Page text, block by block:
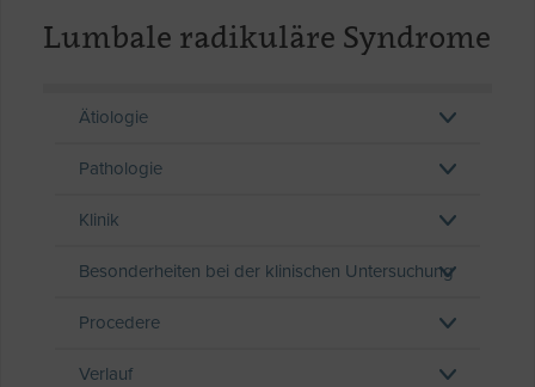
Lumbale radikuläre Syndrome
Ätiologie
Pathologie
Klinik
Besonderheiten bei der klinischen Untersuchung
Procedere
Verlauf